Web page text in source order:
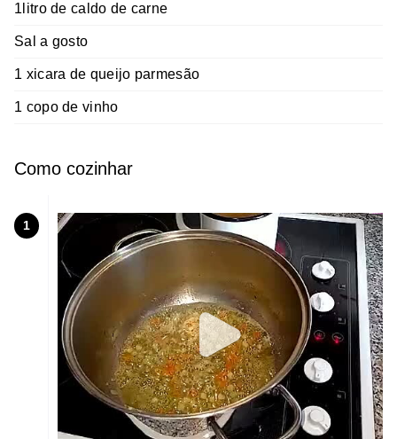
1litro de caldo de carne
Sal a gosto
1 xicara de queijo parmesão
1 copo de vinho
Como cozinhar
1